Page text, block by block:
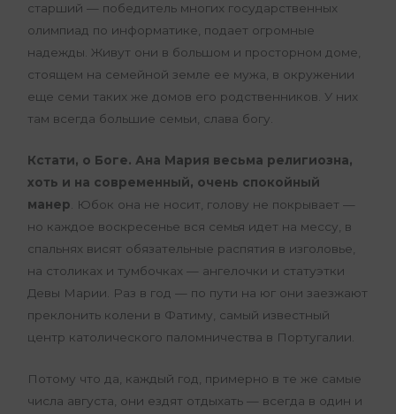
старший — победитель многих государственных
олимпиад по информатике, подает огромные
надежды. Живут они в большом и просторном доме,
стоящем на семейной земле ее мужа, в окружении
еще семи таких же домов его родственников. У них
там всегда большие семьи, слава богу.
Кстати, о Боге. Ана Мария весьма религиозна,
хоть и на современный, очень спокойный
манер . Юбок она не носит, голову не покрывает —
но каждое воскресенье вся семья идет на мессу, в
спальнях висят обязательные распятия в изголовье,
на столиках и тумбочках — ангелочки и статуэтки
Девы Марии. Раз в год — по пути на юг они заезжают
преклонить колени в Фатиму, самый известный
центр католического паломничества в Португалии.
Потому что да, каждый год, примерно в те же самые
числа августа, они ездят отдыхать — всегда в один и